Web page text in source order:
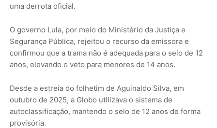
uma derrota oficial.
O governo Lula, por meio do Ministério da Justiça e
Segurança Pública, rejeitou o recurso da emissora e
confirmou que a trama não é adequada para o selo de 12
anos, elevando o veto para menores de 14 anos.
Desde a estreia do folhetim de Aguinaldo Silva, em
outubro de 2025, a Globo utilizava o sistema de
autoclassificação, mantendo o selo de 12 anos de forma
provisória.